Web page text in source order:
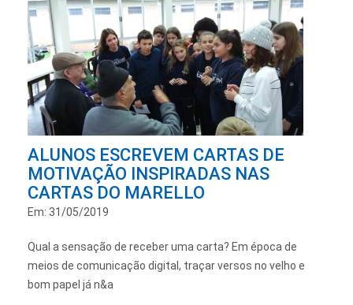
ALUNOS ESCREVEM CARTAS DE
MOTIVAÇÃO INSPIRADAS NAS
CARTAS DO MARELLO
Em: 31/05/2019
Qual a sensação de receber uma carta? Em época de
meios de comunicação digital, traçar versos no velho e
bom papel já n&a